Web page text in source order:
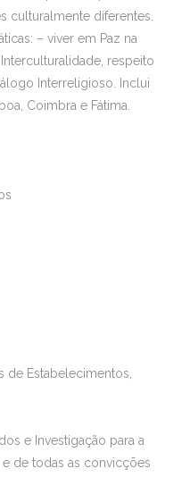
culturalmente diferentes.
– viver em Paz na
respeito
Interreligioso. Inclui
Coimbra e Fátima.
de Estabelecimentos,
e Investigação para a
de todas as convicções